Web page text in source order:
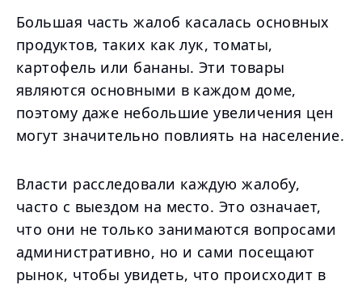
Большая часть жалоб касалась основных
продуктов, таких как лук, томаты,
картофель или бананы. Эти товары
являются основными в каждом доме,
поэтому даже небольшие увеличения цен
могут значительно повлиять на население.
Власти расследовали каждую жалобу,
часто с выездом на место. Это означает,
что они не только занимаются вопросами
административно, но и сами посещают
рынок, чтобы увидеть, что происходит в